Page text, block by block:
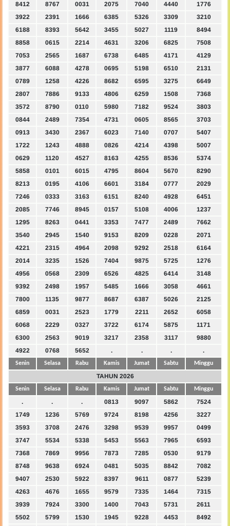
8412
8767 0031 2075 7040 4440
1776
3922
2391 1666 6385 5326 3309
3210
6188
8393 5642 3455 5027 1119
8494
8858
0615 2214 4631 3206 6825
7508
7053
2565 1687 6738 6485 4171
4129
3877
6088 4278 0695 5198 6510
2131
0789
1258 4226 8682 6595 3275
6649
2807
7886 9133 4806 6259 1508
7368
3572
8790 0110 5980 7182 9524
3803
0844
2489 7354 4731 0605 8565
3703
0913
3430 2367 6023 7140 0707
5407
1722
1243 4888 0826 4214 4398
5007
0629
1120 4527 8163 4255 8536
5374
5858
0101 6015 4795 8604 5670
8290
8213
0195 4106 6601 3184 0777
2029
7246
0333 3163 6151 8240 4928
6451
2085
7746 8945 0157 5108 4006
1237
1295
8263 0441 3353 7477 2489
7662
3540
2945 1540 9153 8209 0228
2071
4221
2315 4964 2098 9292 2518
6164
2014
3235 1526 7404 9875 5725
1276
4956
0568 2309 6526 4825 6414
3148
9392
2498 1957 5485 1666 3058
4661
7800
1135 9877 8687 6387 5026
2125
6859
0031 2523 1779 2211 2652
6058
6068
2229 0327 3722 6174 5875
1171
6300
2563 9019 3217 2358 3117
9880
4922
0768 5652 . . . .
Senin Selasa Rabu Kamis Jumat Sabtu Minggu
TAHUN 2026
Senin Selasa Rabu Kamis Jumat Sabtu Minggu
. . . 0813 9097 5862
7524
1749
1236 5769 9724 8198 4256
3227
3593
3708 2476 3298 9539 9957
0499
3747
5534 5338 5453 5563 7965
6593
7368
7869 9956 7873 7285 0530
9179
8748
9638 6924 0481 5035 8842
7082
9407
2530 5922 8397 9611 0877
5239
4263
4676 1655 9579 7335 1464
7315
3939
7924 3300 1400 7043 5731
2611
5502
5799 1530 1945 9228 4453
8492